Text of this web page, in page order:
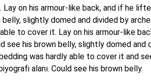
Lay on his armour-like back, and if he
belly, slightly domed and divided by
to cover it. Lay on his armour-like
see his brown belly, slightly domed and
was hardly able to cover it and
alanı. Could see his brown belly.